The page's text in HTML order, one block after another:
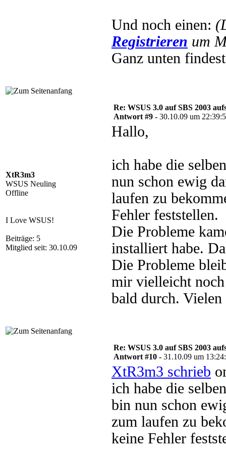
Und noch einen:
Registrieren um
Ganz unten
XtR3m3
WSUS Neuling
Offline
I Love WSUS!
Beiträge: 5
Mitglied seit: 30.10.09
Re: WSUS 3.0 auf SBS 2003
Antwort #9 - 30.10.09 um
Hallo,
ich habe die
nun schon ewig
laufen zu
Fehler feststellen.
Die Probleme
installiert habe.
Die Probleme
mir vielleicht
bald durch.
Re: WSUS 3.0 auf SBS 2003
Antwort #10 - 31.10.09 um
XtR3m3 schrieb
ich habe die
bin nun schon
zum laufen zu
keine Fehler